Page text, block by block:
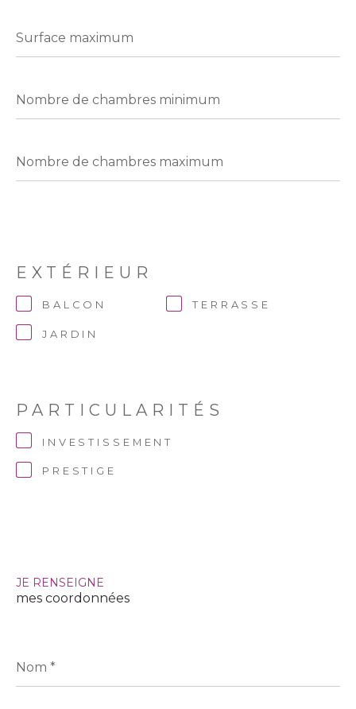
maximum
de
minimum
de
maximum
EXTÉRIEUR
BALCON TERRASSE
JARDIN
PARTICULARITÉS
INVESTISSEMENT
PRESTIGE
JE RENSEIGNE
mes coordonnées
*